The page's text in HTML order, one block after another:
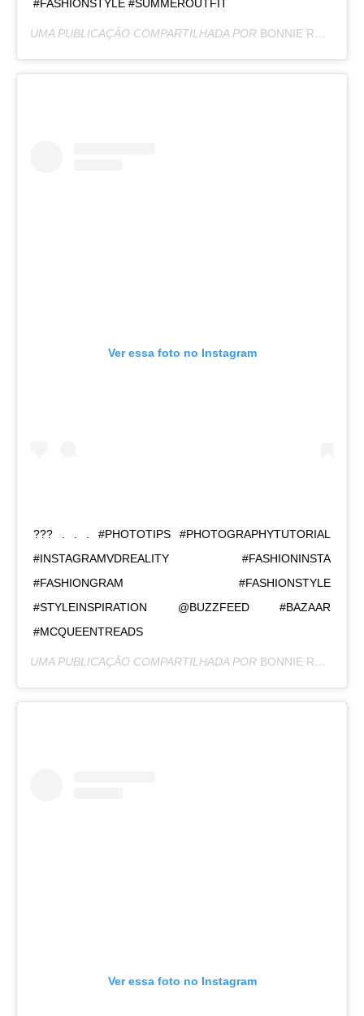
#FASHIONSTYLE #SUMMEROUTFIT
UMA PUBLICAÇÃO COMPARTILHADA POR BONNIE RODRÍGUEZ KRZYWICKI
Ver essa foto no Instagram
??? . . . #PHOTOTIPS #PHOTOGRAPHYTUTORIAL
#INSTAGRAMVDREALITY #FASHIONINSTA
#FASHIONGRAM #FASHIONSTYLE
#STYLEINSPIRATION @BUZZFEED #BAZAAR
#MCQUEENTREADS
UMA PUBLICAÇÃO COMPARTILHADA POR BONNIE RODRÍGUEZ KRZYWICKI
Ver essa foto no Instagram